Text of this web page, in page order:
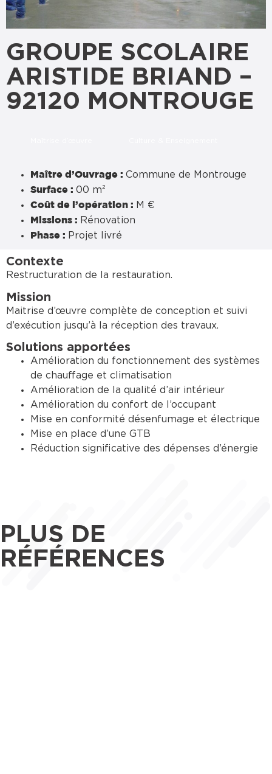
GROUPE SCOLAIRE
ARISTIDE BRIAND –
92120 MONTROUGE
Maître d’Ouvrage : Commune de Montrouge
Surface : 00 m²
Coût de l’opération : M €
Missions : Rénovation
Phase : Projet livré
Contexte
Restructuration de la restauration.
Mission
Maitrise d’œuvre complète de conception et suivi
d’exécution jusqu’à la réception des travaux.
Solutions apportées
Amélioration du fonctionnement des systèmes
de chauffage et climatisation
Amélioration de la qualité d’air intérieur
Amélioration du confort de l’occupant
Mise en conformité désenfumage et électrique
Mise en place d’une GTB
Réduction significative des dépenses d’énergie
PLUS DE
RÉFÉRENCES